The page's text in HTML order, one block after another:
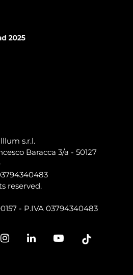
s.r.l.
Baracca 3/a - 50127
reserved.
- P.IVA 03794340483